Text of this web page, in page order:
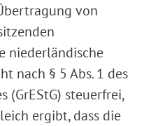
von
niederländische
nach § 5 Abs. 1 des
(GrEStG) steuerfrei,
ergibt, dass die